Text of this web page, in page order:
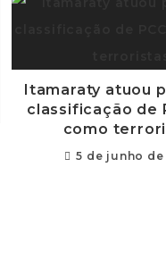
Itamaraty atuou
classificação de
como
5 de junho de